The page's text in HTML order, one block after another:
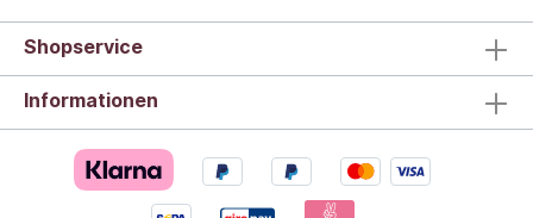
Shopservice
Informationen